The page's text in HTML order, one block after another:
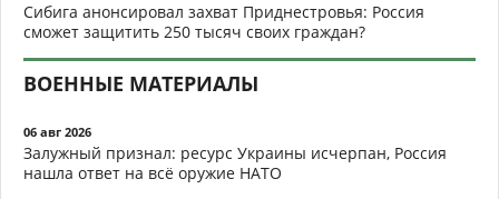
Сибига анонсировал захват Приднестровья: Россия
сможет защитить 250 тысяч своих граждан?
ВОЕННЫЕ МАТЕРИАЛЫ
06 авг 2026
Залужный признал: ресурс Украины исчерпан, Россия
нашла ответ на всё оружие НАТО